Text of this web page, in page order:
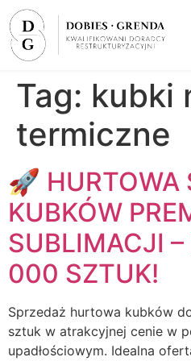
Tag: kubki
termiczne
🚀 HURTOWA
KUBKÓW
SUBLIMACJI
000 SZTUK!
Sprzedaż hurtowa kubków
sztuk w atrakcyjnej cenie w
upadłościowym. Idealna